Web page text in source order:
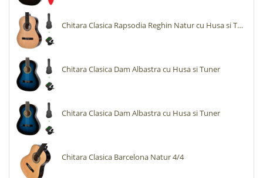
Chitara Clasica Rapsodia Reghin Natur cu Husa si Tuner
Chitara Clasica Dam Albastra cu Husa si Tuner
Chitara Clasica Dam Albastra cu Husa si Tuner
Chitara Clasica Barcelona Natur 4/4